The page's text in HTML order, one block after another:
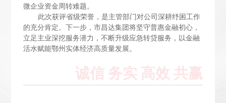
微企业资金周转难题。
此次获评省级荣誉，是主管部门对公司深耕纾困工作
的充分肯定。下一步，市昌达集团将坚守普惠金融初心，
立足主业深挖服务潜力，不断升级应急转贷服务，以金融
活水赋能鄂州实体经济高质量发展。